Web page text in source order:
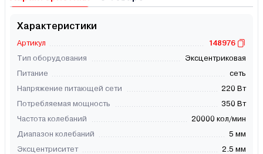
Характеристики
Артикул
148976
Тип оборудования
Эксцентриковая
Питание
сеть
Напряжение питающей сети
220 Вт
Потребляемая мощность
350 Вт
Частота колебаний
20000 кол/мин
Диапазон колебаний
5 мм
Эксцентриситет
2.5 мм